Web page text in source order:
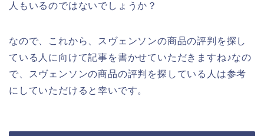
人もいるのではないでしょうか？
なので、これから、スヴェンソンの商品の評判を探し
ている人に向けて記事を書かせていただきますね♪なの
で、スヴェンソンの商品の評判を探している人は参考
にしていただけると幸いです。